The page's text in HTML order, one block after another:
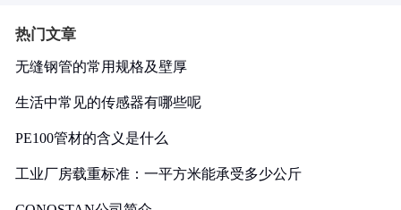
热门文章
无缝钢管的常用规格及壁厚
生活中常见的传感器有哪些呢
PE100管材的含义是什么
工业厂房载重标准：一平方米能承受多少公斤